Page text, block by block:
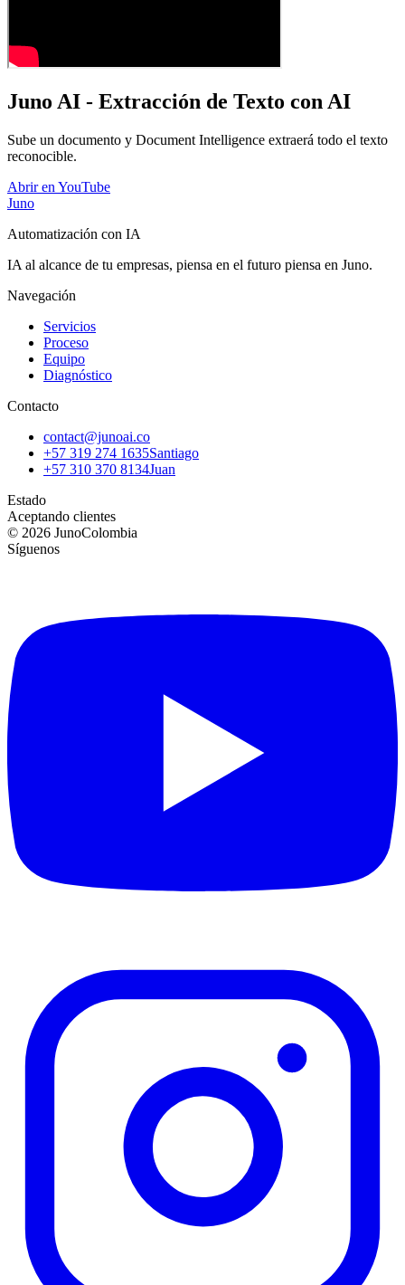
Juno AI - Extracción de Texto con AI
Sube un documento y Document Intelligence extraerá todo el texto
reconocible.
Abrir en YouTube
Juno
Automatización con IA
IA al alcance de tu empresas, piensa en el futuro piensa en Juno.
Navegación
Servicios
Proceso
Equipo
Diagnóstico
Contacto
contact@junoai.co
+57 319 274 1635Santiago
+57 310 370 8134Juan
Estado
Aceptando clientes
© 2026 JunoColombia
Síguenos